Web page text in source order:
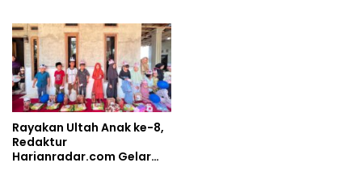
Rayakan Ultah Anak ke-8,
Redaktur
Harianradar.com Gelar